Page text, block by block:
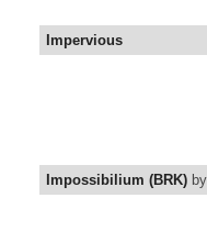
Impervious
Impossibilium (BRK) by